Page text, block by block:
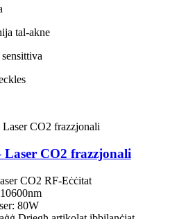
tal-akne
Laser CO2 frazzjonali
CO2 RF-Eċċitat
80W